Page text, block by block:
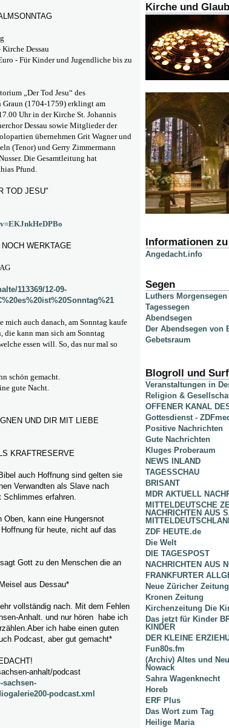
Dessau
- Für Kinder und Jugendliche bis zu
„Der Tod Jesu“ des
(1704-1759) erklingt am
Uhr in der Kirche St. Johannis
Dessau sowie Mitglieder der
übernehmen Grit Wagner und
(Tenor) und Gerry Zimmermann
Die Gesamtleitung hat
Pfund.
TOD JESU"
WERKTAGE
113369/12-09-
auch danach, am Sonntag kaufe
kann man sich am Sonntag
essen will. So, das nur mal so
schön gemacht.
gute Nacht.
UND DIR MIT LIEBE
KRAFTRESERVE
auch Hoffnung sind gelten sie
Verwandten als Slave nach
erfahren.
kann eine Hungersnot
für heute, nicht auf das
Gott zu den Menschen die an
aus Dessau*
vollständig nach. Mit dem Fehlen
Anhalt. und nur hören habe ich
ich habe einen guten
Podcast, aber gut gemacht*
anhalt/podcast
sachsen-
podcast.xml
Kirche und
Informationen
Angedacht.info
Segen
Luthers Morgensegen
Tagessegen
Abendsegen
Der Abendsegen von
Gebetsraum
Blogroll und
Veranstaltungen in
Religion &
OFFENER KANAL
Gottesdienst -
Positive Nachrichten
Gute Nachrichten
Kluges Proberaum
NEWS INLAND
TAGESSCHAU
BRISANT
MDR AKTUELL
MITTELDEUTSCHE
NACHRICHTEN AUS
ZDF HEUTE.de
Die Welt
DIE TAGESPOST
NACHRICHTEN AUS
FRANKFURTER
Neue Züricher Zeitung
Kronen Zeitung
Kirchenzeitung Die
Das jetzt für Kinder
KINDER
DER KLEINE
Fun80s.fm
(Archiv) Altes und
Nowack
Sahra Wagenknecht
Horeb
ERF Plus
Das Wort zum Tag
Heilige Maria